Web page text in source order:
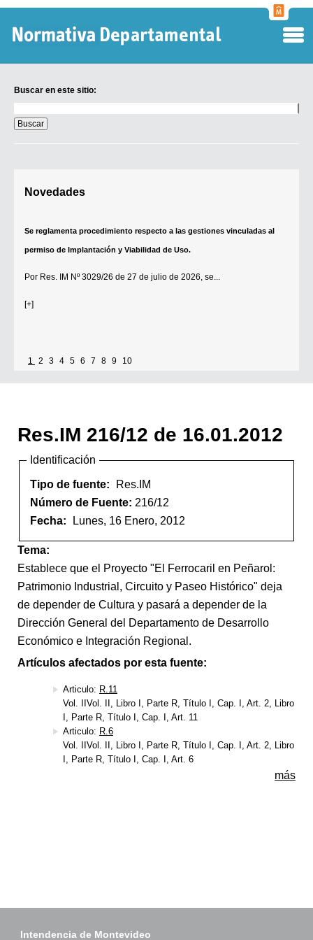
Buscar en este sitio:
en
este
sitio:
Novedades
Se reglamenta procedimiento respecto a las gestiones vinculadas al
permiso de Implantación y Viabilidad de Uso.
Por Res. IM Nº 3029/26 de 27 de julio de 2026, se...
[+]
1 2 3 4 5 6 7 8 9 10
Res.IM 216/12 de 16.01.2012
Identificación
Tipo de fuente:
Res.IM
Número de Fuente: 216/12
Fecha:
Lunes, 16 Enero, 2012
Tema:
Establece que el Proyecto "El Ferrocaril en Peñarol:
Patrimonio Industrial, Circuito y Paseo Histórico" deja
de depender de Cultura y pasará a depender de la
Dirección General del Departamento de Desarrollo
Económico e Integración Regional.
Artículos afectados por esta fuente:
Articulo: R.11
Vol. IIVol. II, Libro I, Parte R, Título I, Cap. I, Art. 2, Libro
I, Parte R, Título I, Cap. I, Art. 11
Articulo: R.6
Vol. IIVol. II, Libro I, Parte R, Título I, Cap. I, Art. 2, Libro
I, Parte R, Título I, Cap. I, Art. 6
más
Intendencia de Montevideo